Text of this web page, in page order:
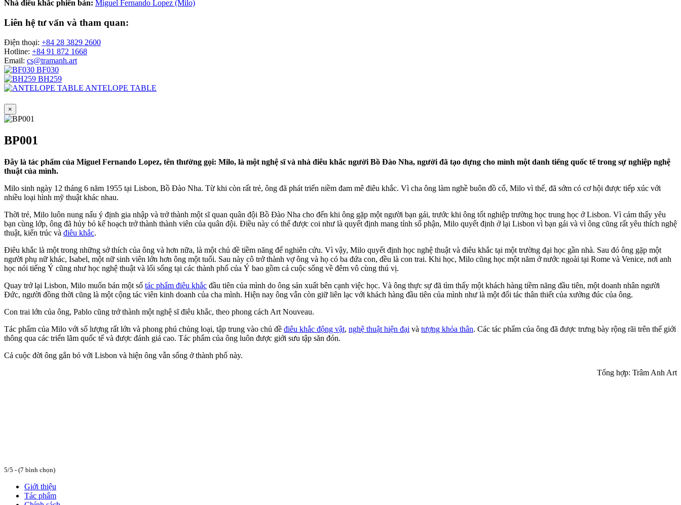
Nhà điêu khắc phiên bản: Miguel Fernando Lopez (Milo)
Liên hệ tư vấn và tham quan:
Điện thoại: +84 28 3829 2600
Hotline: +84 91 872 1668
Email: cs@tramanh.art
BF030
BH259
ANTELOPE TABLE
×
BP001
Đây là tác phẩm của Miguel Fernando Lopez, tên thường gọi: Milo, là một nghệ sĩ và nhà điêu khắc người Bồ Đào Nha, người đã tạo dựng cho mình một danh tiếng quốc tế trong sự nghiệp nghệ
thuật của mình.
Milo sinh ngày 12 tháng 6 năm 1955 tại Lisbon, Bồ Đào Nha. Từ khi còn rất trẻ, ông đã phát triển niềm đam mê điêu khắc. Vì cha ông làm nghề buôn đồ cổ, Milo vì thế, đã sớm có cơ hội được tiếp xúc với
nhiều loại hình mỹ thuật khác nhau.
Thời trẻ, Milo luôn nung nấu ý định gia nhập và trở thành một sĩ quan quân đội Bồ Đào Nha cho đến khi ông gặp một người bạn gái, trước khi ông tốt nghiệp trường học trung học ở Lisbon. Vì cảm thấy yêu
bạn cùng lớp, ông đã hủy bỏ kế hoạch trở thành thành viên của quân đội. Điều này có thể được coi như là quyết định mang tính số phận, Milo quyết định ở lại Lisbon vì bạn gái và vì ông cũng rất yêu thích nghệ
thuật, kiến ​​trúc và điêu khắc.
Điêu khắc là một trong những sở thích của ông và hơn nữa, là một chủ đề tiềm năng để nghiên cứu. Vì vậy, Milo quyết định học nghệ thuật và điêu khắc tại một trường đại học gần nhà. Sau đó ông gặp một
người phụ nữ khác, Isabel, một nữ sinh viên lớn hơn ông một tuổi. Sau này cô trở thành vợ ông và họ có ba đứa con, đều là con trai. Khi học, Milo cũng học một năm ở nước ngoài tại Rome và Venice, nơi anh
học nói tiếng Ý cũng như học nghệ thuật và lối sống tại các thành phố của Ý bao gồm cả cuộc sống về đêm vô cùng thú vị.
Quay trở lại Lisbon, Milo muốn bán một số tác phẩm điêu khắc đầu tiên của mình do ông sản xuất bên cạnh việc học. Và ông thực sự đã tìm thấy một khách hàng tiềm năng đầu tiên, một doanh nhân người
Đức, người đồng thời cũng là một cộng tác viên kinh doanh của cha mình. Hiện nay ông vẫn còn giữ liên lạc với khách hàng đầu tiên của mình như là một đối tác thân thiết của xưởng đúc của ông.
Con trai lớn của ông, Pablo cũng trở thành một nghệ sĩ điêu khắc, theo phong cách Art Nouveau.
Tác phẩm của Milo với số lượng rất lớn và phong phú chủng loại, tập trung vào chủ đề điêu khắc động vật, nghệ thuật hiện đại và tượng khỏa thân. Các tác phẩm của ông đã được trưng bày rộng rãi trên thế giới
thông qua các triển lãm quốc tế và được đánh giá cao. Tác phẩm của ông luôn được giới sưu tập săn đón.
Cả cuộc đời ông gắn bó với Lisbon và hiện ông vẫn sống ở thành phố này.
Tổng hợp: Trâm Anh Art
5/5 - (7 bình chọn)
Giới thiệu
Tác phẩm